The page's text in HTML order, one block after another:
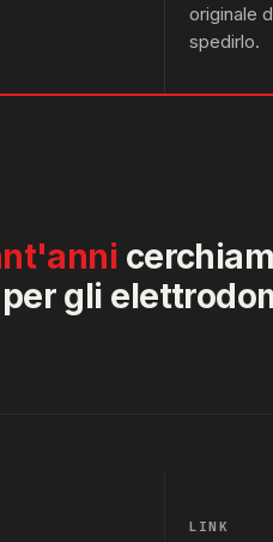
originale
spedirlo.
gli
LINK